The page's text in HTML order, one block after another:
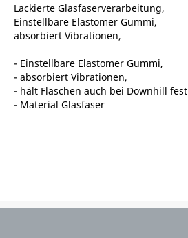
Lackierte Glasfaserverarbeitung,
Einstellbare Elastomer Gummi,
absorbiert Vibrationen,
- Einstellbare Elastomer Gummi,
- absorbiert Vibrationen,
- hält Flaschen auch bei Downhill fest
- Material Glasfaser